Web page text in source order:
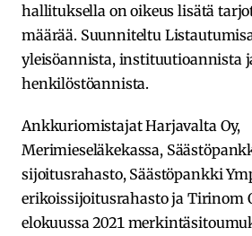
hallituksella on oikeus lisätä
määrää. Suunniteltu
yleisöannista, instituutioannista
henkilöstöannista.
Ankkuriomistajat Harjavalta Oy,
Merimieseläkekassa,
sijoitusrahasto, Säästöpankki
erikoissijoitusrahasto ja Tirinom
elokuussa 2021